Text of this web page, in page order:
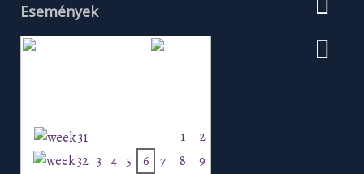
Események
1
2
3 4 5 6 7 8 9